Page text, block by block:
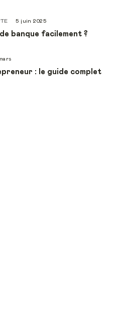
5 juin 2025
banque facilement ?
: le guide complet